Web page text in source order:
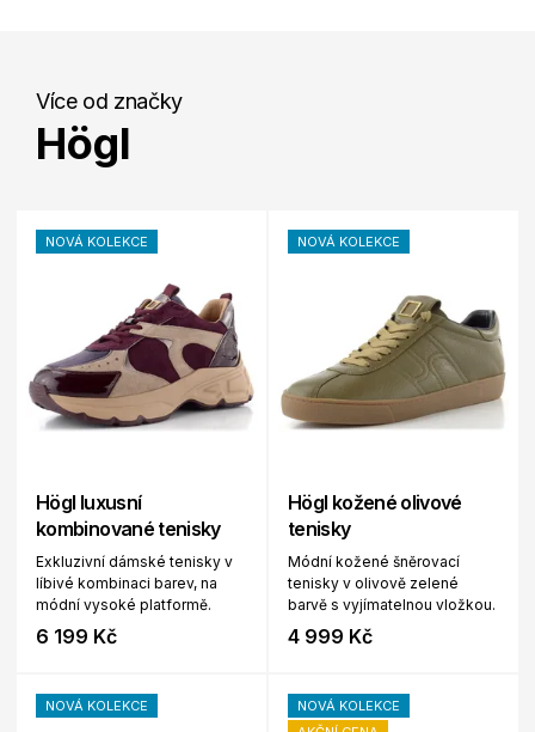
Více od značky
Högl
NOVÁ KOLEKCE
Högl luxusní
kombinované tenisky
Exkluzivní dámské tenisky v
líbivé kombinaci barev, na
módní vysoké platformě.
6 199 Kč
NOVÁ KOLEKCE
Högl kožené olivové
tenisky
Módní kožené šněrovací
tenisky v olivově zelené
barvě s vyjímatelnou vložkou.
4 999 Kč
NOVÁ KOLEKCE
NOVÁ KOLEKCE